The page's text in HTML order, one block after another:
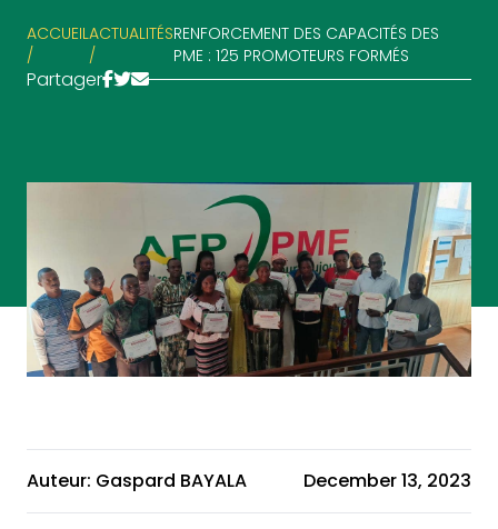
ACCUEIL
/
ACTUALITÉS
/
RENFORCEMENT DES CAPACITÉS DES
PME : 125 PROMOTEURS FORMÉS
Partager
Auteur: Gaspard BAYALA December 13, 2023